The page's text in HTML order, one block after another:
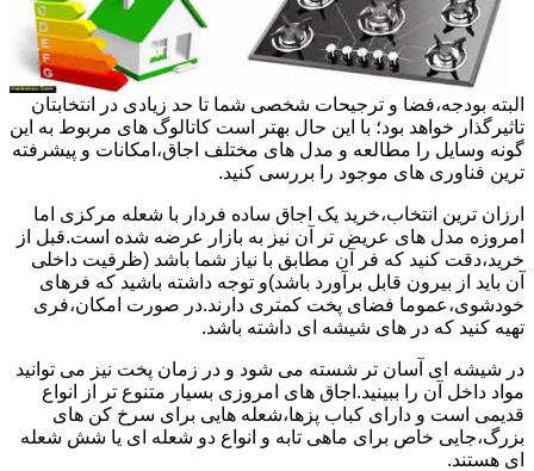
البته بودجه،فضا و ترجیحات شخصی شما تا حد زیادی در انتخابتان
تاثیرگذار خواهد بود؛ با این حال بهتر است کاتالوگ های مربوط به این
گونه وسایل را مطالعه و مدل های مختلف اجاق،امکانات و پیشرفته
ترین فناوری های موجود را بررسی کنید.
ارزان ترین انتخاب،خرید یک اجاق ساده فردار با شعله مرکزی اما
امروزه مدل های عریض تر آن نیز به بازار عرضه شده است.قبل از
خرید،دقت کنید که فر آن مطابق با نیاز شما باشد (ظرفیت داخلی
آن باید از بیرون قابل برآورد باشد)و توجه داشته باشید که فرهای
خودشوی،عموما فضای پخت کمتری دارند.در صورت امکان،فری
تهیه کنید که در های شیشه ای داشته باشد.
در شیشه ای آسان تر شسته می شود و در زمان پخت نیز می توانید
مواد داخل آن را ببینید.اجاق های امروزی بسیار متنوع تر از انواع
قدیمی است و دارای کباب پزها،شعله هایی برای سرخ کن های
بزرگ،جایی خاص برای ماهی تابه و انواع دو شعله ای یا شش شعله
ای هستند.